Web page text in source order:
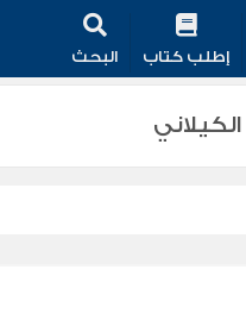
إطلب كتاب البحث